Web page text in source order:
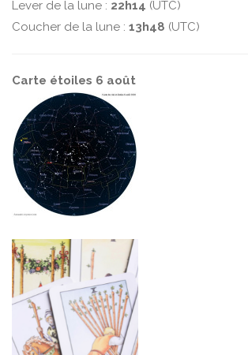
Lever de la lune : 22h14 (UTC)
Coucher de la lune : 13h48 (UTC)
Carte étoiles 6 août